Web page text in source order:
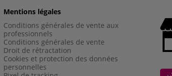
Mentions légales
Conditions générales de vente aux
professionnels
Conditions générales de vente
Droit de rétractation
Cookies et protection des données
personnelles